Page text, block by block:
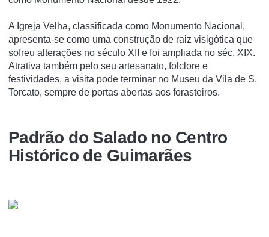
A Igreja Velha, classificada como Monumento Nacional,
apresenta-se como uma construção de raiz visigótica que
sofreu alterações no século XII e foi ampliada no séc. XIX.
Atrativa também pelo seu artesanato, folclore e
festividades, a visita pode terminar no Museu da Vila de S.
Torcato, sempre de portas abertas aos forasteiros.
Padrão do Salado no Centro
Histórico de Guimarães